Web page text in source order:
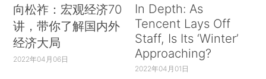
向松祚：宏观经济70
讲，带你了解国内外
经济大局
2022年04月06日
In Depth: As
Tencent Lays Off
Staff, Is Its ‘Winter’
Approaching?
2022年04月01日